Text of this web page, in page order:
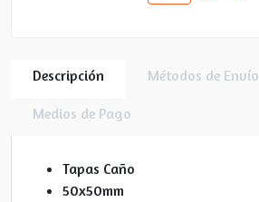
Descripción Métodos de Envío
Medios de Pago
Tapas Caño
50x50mm